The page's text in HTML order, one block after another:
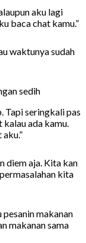
aku lagi
baca chat kamu.”
waktunya sudah
Tapi seringkali pas
kalau ada kamu.
diem aja. Kita kan
kita
pesanin makanan
makanan sama